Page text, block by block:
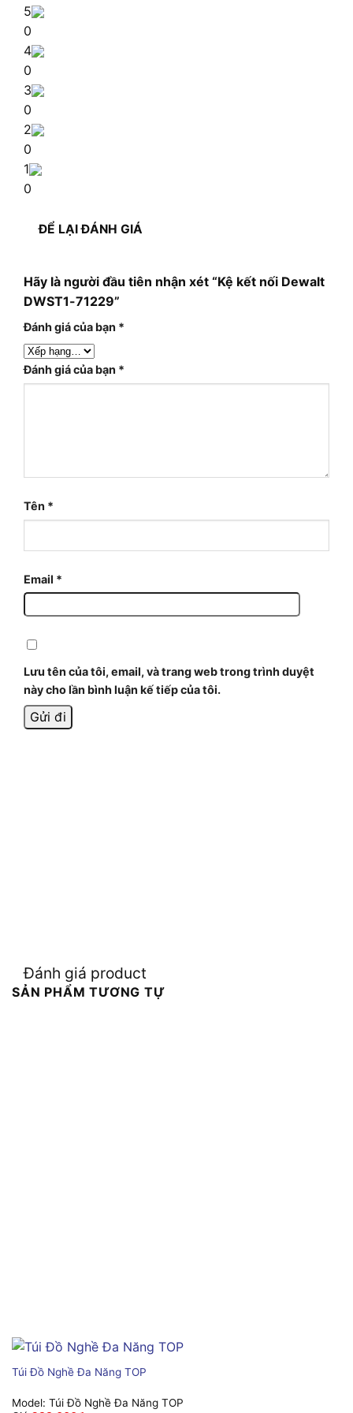
5
0
4
0
3
0
2
0
1
0
ĐỂ LẠI ĐÁNH GIÁ
Hãy là người đầu tiên nhận xét “Kệ kết nối Dewalt
DWST1-71229”
Đánh giá của bạn *
Đánh giá của bạn *
Tên *
Email *
Lưu tên của tôi, email, và trang web trong trình duyệt
này cho lần bình luận kế tiếp của tôi.
Đánh giá product
SẢN PHẨM TƯƠNG TỰ
Túi Đồ Nghề Đa Năng TOP
Model: Túi Đồ Nghề Đa Năng TOP